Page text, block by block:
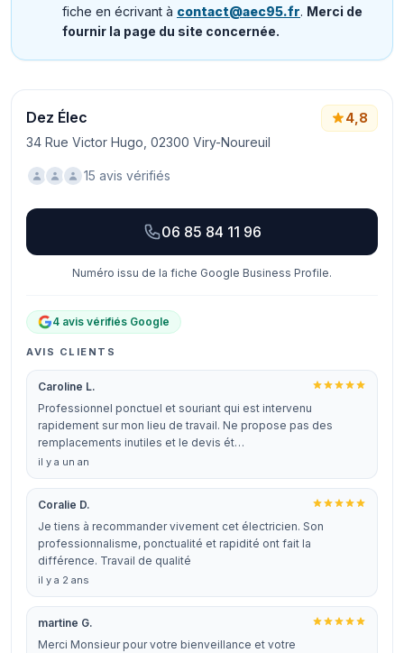
fiche en écrivant à contact@aec95.fr. Merci de
fournir la page du site concernée.
Dez Élec
34 Rue Victor Hugo, 02300 Viry-Noureuil
4,8
15 avis vérifiés
06 85 84 11 96
Numéro issu de la fiche Google Business Profile.
4 avis vérifiés Google
AVIS CLIENTS
Caroline L.
Professionnel ponctuel et souriant qui est intervenu
rapidement sur mon lieu de travail. Ne propose pas des
remplacements inutiles et le devis ét…
il y a un an
Coralie D.
Je tiens à recommander vivement cet électricien. Son
professionnalisme, ponctualité et rapidité ont fait la
différence. Travail de qualité
il y a 2 ans
martine G.
Merci Monsieur pour votre bienveillance et votre